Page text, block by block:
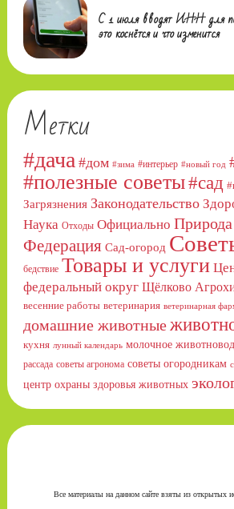
С 1 июля вводят ИНН для
это коснётся и что изменится
Метки
#дача #дом #зима #интерьер #новый год
#полезные советы#сад
Загрязнения Законодательство
Наука Отходы Официально Природа
Федерация Сад-огород
бедствие Товары и услуги
федеральный округ Щёлково
весенние работы ветеринария ветеринарная
домашние животные
кухня лунный календарь молочное
рассада советы агронома советы огородникам
центр охраны здоровья животных
Все материалы на данном сайте взяты из открытых